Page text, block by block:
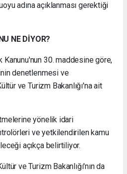
adına açıklanması gerektiği
NE DİYOR?
Kanunu'nun 30. maddesine göre,
denetlenmesi ve
ve Turizm Bakanlığı'na ait
yönelik idari
ve yetkilendirilen kamu
açıkça belirtiliyor.
ve Turizm Bakanlığı'nın da